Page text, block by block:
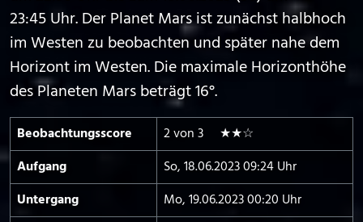
23:45 Uhr. Der Planet Mars ist zunächst halbhoch
im Westen zu beobachten und später nahe dem
Horizont im Westen. Die maximale Horizonthöhe
des Planeten Mars beträgt 16°.
Beobachtungs­score
2 von 3 ★★☆
Aufgang
So, 18.06.2023 09:24 Uhr
Untergang
Mo, 19.06.2023 00:20 Uhr